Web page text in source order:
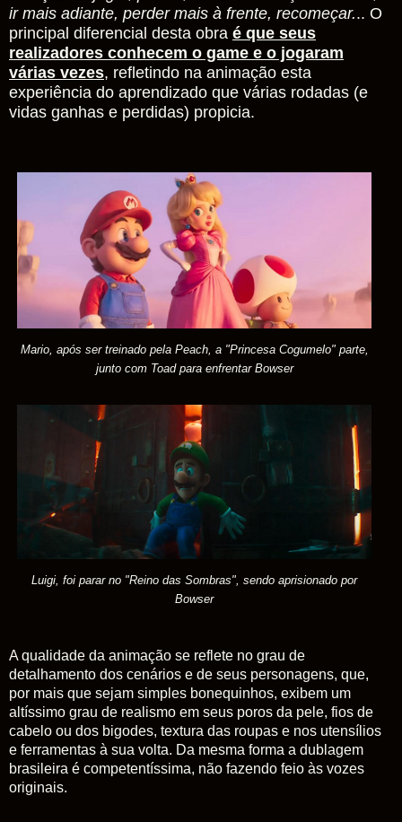
ir mais adiante, perder mais à frente, recomeçar... O
principal diferencial desta obra é que seus
realizadores conhecem o game e o jogaram
várias vezes, refletindo na animação esta
experiência do aprendizado que várias rodadas (e
vidas ganhas e perdidas) propicia.
Mario, após ser treinado pela Peach, a "Princesa Cogumelo" parte,
junto com Toad para enfrentar Bowser
Luigi, foi parar no "Reino das Sombras", sendo aprisionado por
Bowser
A qualidade da animação se reflete no grau de
detalhamento dos cenários e de seus personagens, que,
por mais que sejam simples bonequinhos, exibem um
altíssimo grau de realismo em seus poros da pele, fios de
cabelo ou dos bigodes, textura das roupas e nos utensílios
e ferramentas à sua volta. Da mesma forma a dublagem
brasileira é competentíssima, não fazendo feio às vozes
originais.